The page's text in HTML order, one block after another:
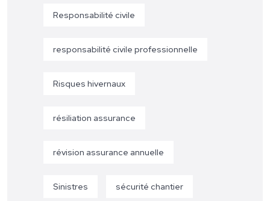
Responsabilité civile
responsabilité civile professionnelle
Risques hivernaux
résiliation assurance
révision assurance annuelle
Sinistres sécurité chantier